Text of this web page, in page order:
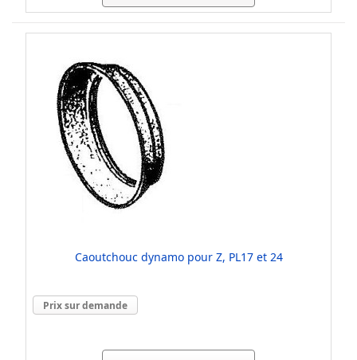
Caoutchouc dynamo pour Z, PL17 et 24
Prix sur demande